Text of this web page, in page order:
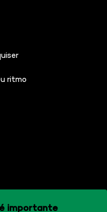
importante
ritmo